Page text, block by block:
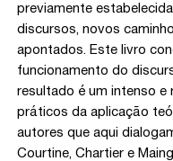
previamente
discursos, novos
apontados. Este livro
funcionamento do
resultado é um intenso
práticos da aplicação
autores que aqui
Courtine, Chartier e